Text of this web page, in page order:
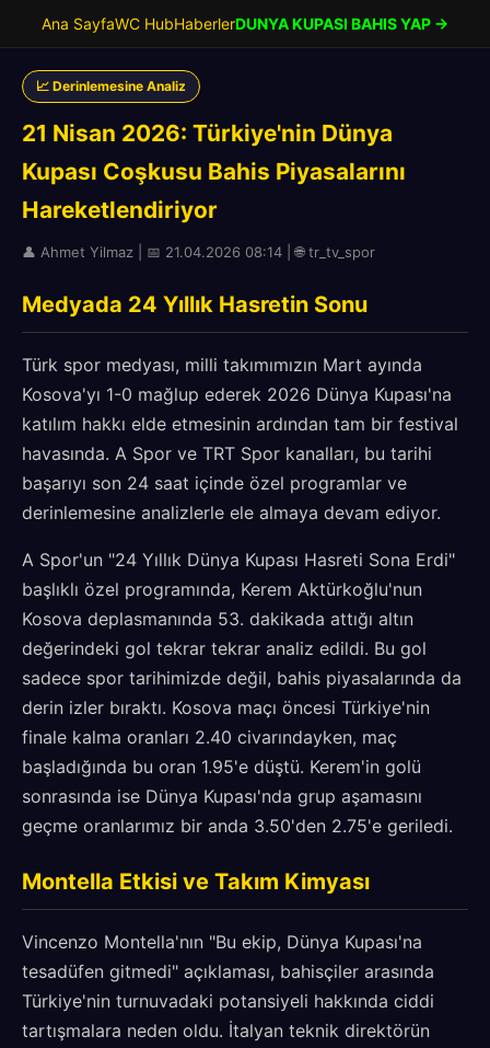
Ana SayfaWC HubHaberlerDUNYA KUPASI BAHIS YAP →
📈 Derinlemesine Analiz
21 Nisan 2026: Türkiye'nin Dünya
Kupası Coşkusu Bahis Piyasalarını
Hareketlendiriyor
👤 Ahmet Yilmaz | 📅 21.04.2026 08:14 | 🌐 tr_tv_spor
Medyada 24 Yıllık Hasretin Sonu
Türk spor medyası, milli takımımızın Mart ayında
Kosova'yı 1-0 mağlup ederek 2026 Dünya Kupası'na
katılım hakkı elde etmesinin ardından tam bir festival
havasında. A Spor ve TRT Spor kanalları, bu tarihi
başarıyı son 24 saat içinde özel programlar ve
derinlemesine analizlerle ele almaya devam ediyor.
A Spor'un "24 Yıllık Dünya Kupası Hasreti Sona Erdi"
başlıklı özel programında, Kerem Aktürkoğlu'nun
Kosova deplasmanında 53. dakikada attığı altın
değerindeki gol tekrar tekrar analiz edildi. Bu gol
sadece spor tarihimizde değil, bahis piyasalarında da
derin izler bıraktı. Kosova maçı öncesi Türkiye'nin
finale kalma oranları 2.40 civarındayken, maç
başladığında bu oran 1.95'e düştü. Kerem'in golü
sonrasında ise Dünya Kupası'nda grup aşamasını
geçme oranlarımız bir anda 3.50'den 2.75'e geriledi.
Montella Etkisi ve Takım Kimyası
Vincenzo Montella'nın "Bu ekip, Dünya Kupası'na
tesadüfen gitmedi" açıklaması, bahisçiler arasında
Türkiye'nin turnuvadaki potansiyeli hakkında ciddi
tartışmalara neden oldu. İtalyan teknik direktörün